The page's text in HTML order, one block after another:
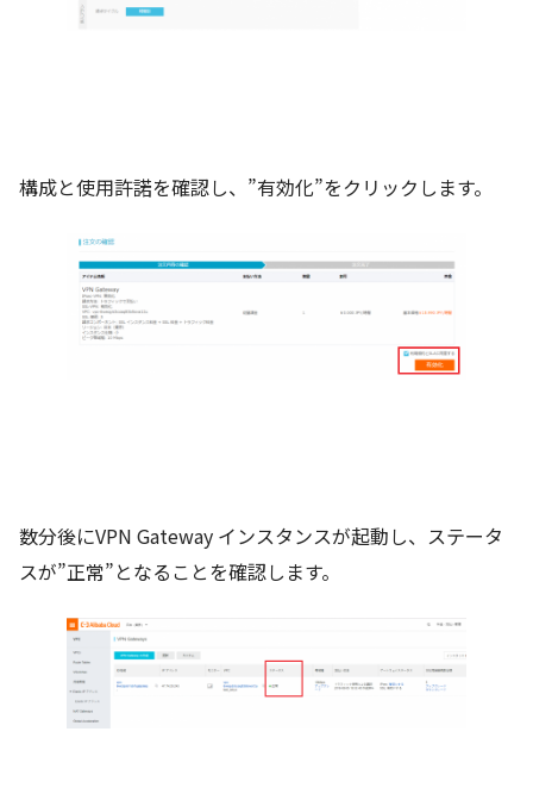
構成と使用許諾を確認し、”有効化”をクリックします。
数分後にVPN Gateway インスタンスが起動し、ステータ
スが”正常”となることを確認します。